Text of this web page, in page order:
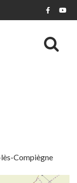
Lien
Compiègne